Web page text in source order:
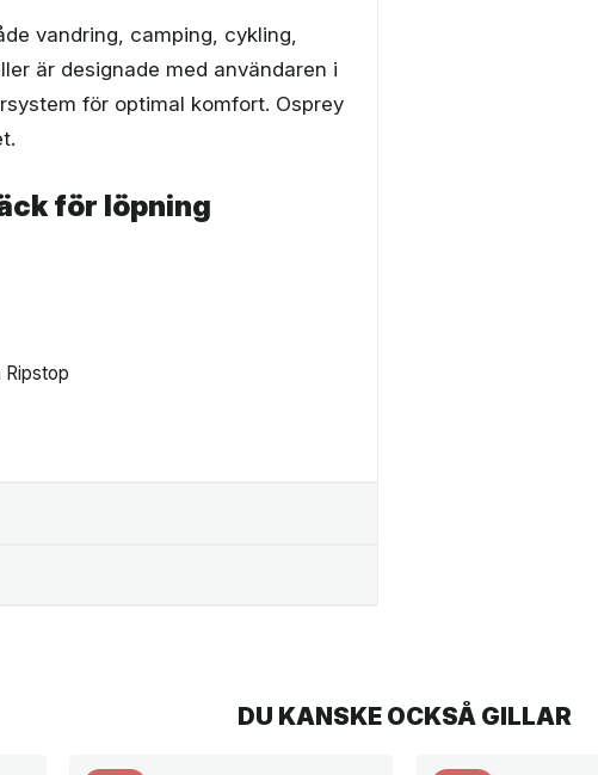
vandring, camping, cykling,
är designade med användaren i
för optimal komfort. Osprey
för löpning
Ripstop
DU KANSKE OCKSÅ GILLAR